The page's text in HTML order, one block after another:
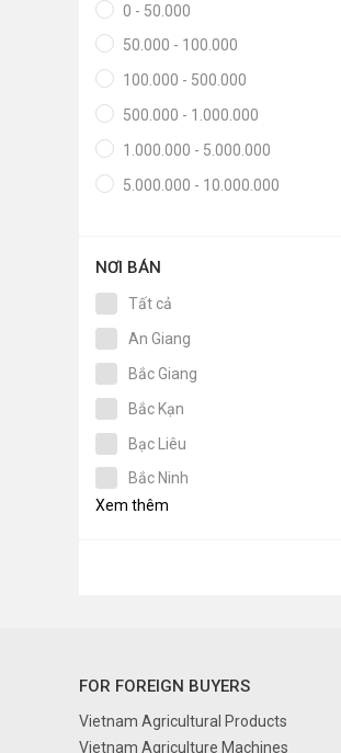
0 - 50.000
50.000 - 100.000
100.000 - 500.000
500.000 - 1.000.000
1.000.000 - 5.000.000
5.000.000 - 10.000.000
NƠI BÁN
Tất cả
An Giang
Bắc Giang
Bắc Kạn
Bạc Liêu
Bắc Ninh
Bến Tre
Cà Mau
Cần Thơ
Xem thêm
FOR FOREIGN BUYERS
Vietnam Agricultural Products
Vietnam Agriculture Machines